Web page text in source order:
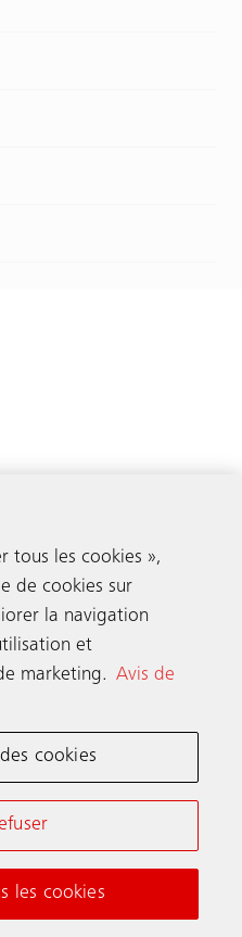
cookies
tous les cookies »,
de cookies sur
la navigation
et
marketing. Avis de
cookies
les cookies